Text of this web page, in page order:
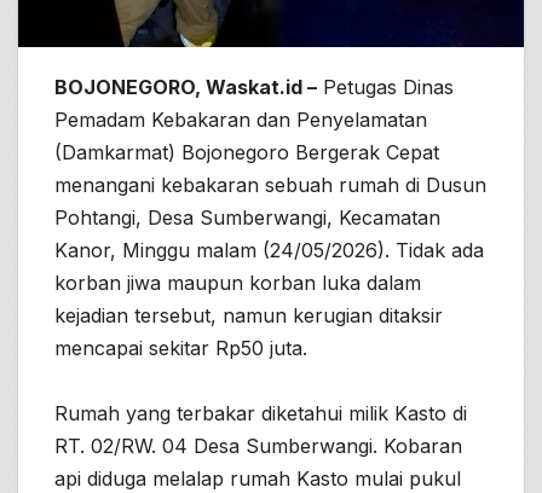
BOJONEGORO, Waskat.id – Petugas Dinas
Pemadam Kebakaran dan Penyelamatan
(Damkarmat) Bojonegoro Bergerak Cepat
menangani kebakaran sebuah rumah di Dusun
Pohtangi, Desa Sumberwangi, Kecamatan
Kanor, Minggu malam (24/05/2026). Tidak ada
korban jiwa maupun korban luka dalam
kejadian tersebut, namun kerugian ditaksir
mencapai sekitar Rp50 juta.
Rumah yang terbakar diketahui milik Kasto di
RT. 02/RW. 04 Desa Sumberwangi. Kobaran
api diduga melalap rumah Kasto mulai pukul